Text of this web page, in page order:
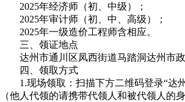
2025年经济师（初、中级）；
2025年审计师（初、中、高级）；
2025年一级造价工程师含相应。
三、领证地点
达州市通川区凤西街道马踏洞达州市政
四、领取方式
1.现场领取：扫描下方二维码登录“达州
（他人代领的请携带代领人和被代领人的